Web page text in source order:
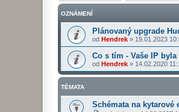
OZNÁMENÍ
Plánovaný upgrade
od Hendrek » 19.01.2023
Co s tím - Vaše IP
od Hendrek » 14.02.2020
TÉMATA
Schémata na kytarové